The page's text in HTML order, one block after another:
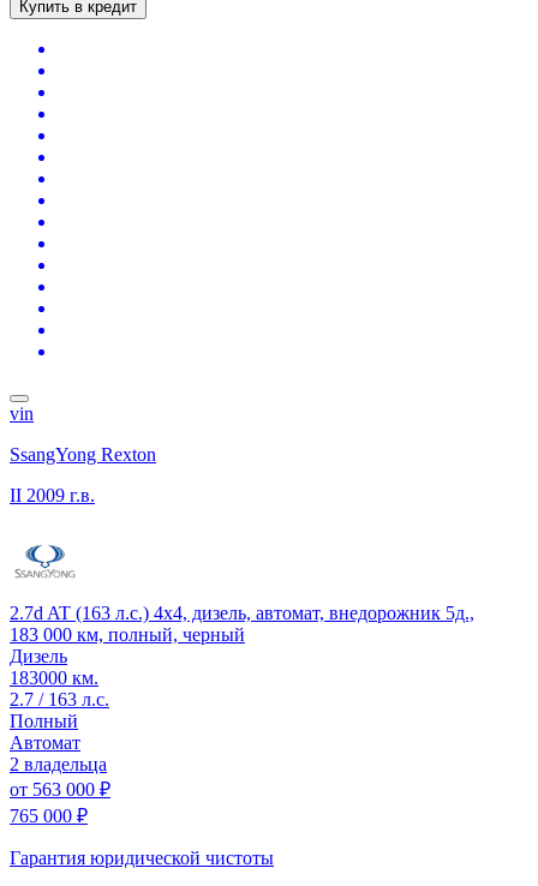
Купить в кредит
vin
SsangYong Rexton
II 2009 г.в.
2.7d AT (163 л.с.) 4x4, дизель, автомат, внедорожник 5д.,
183 000 км, полный, черный
Дизель
183000 км.
2.7 / 163 л.с.
Полный
Автомат
2 владельца
от 563 000 ₽
765 000 ₽
Гарантия юридической чистоты